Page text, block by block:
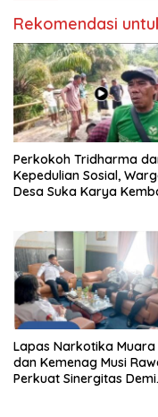
Rekomendasi
Perkokoh Tridharma
Kepedulian Sosial,
Desa Suka Karya
Lapas Narkotika Muara
dan Kemenag Musi
Perkuat Sinergitas Demi